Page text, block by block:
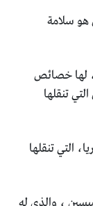
هو سلامة
لها خصائص
تنقلها
التي تنقلها
، والذي له